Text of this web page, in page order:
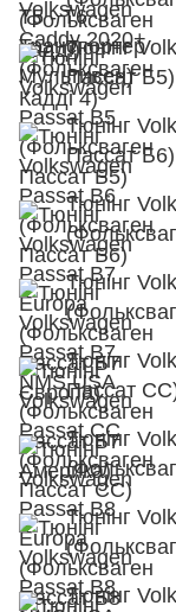
Тюнінг
Пассат Б5)
Тюнінг
Пассат Б6)
Тюнінг
Тюнінг
Тюнінг
Пассат
Тюнінг
Тюнінг
Тюнінг